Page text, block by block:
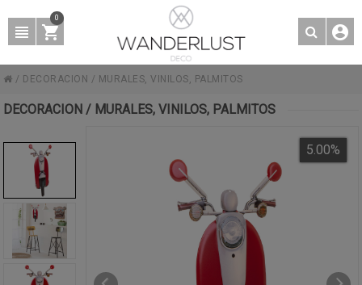
0
/ DECORACION / MURALES, VINILOS, PALMITOS
DECORACION / MURALES, VINILOS, PALMITOS
5.00%